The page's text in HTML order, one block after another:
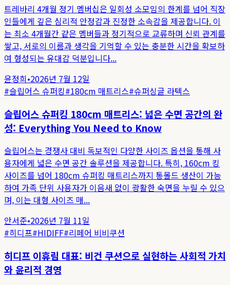
트레바리 4개월 정기 멤버십은 일회성 소모임의 한계를 넘어 직장
인들에게 깊은 심리적 안정감과 진정한 소속감을 제공합니다. 이
는 최소 4개월간 같은 멤버들과 정기적으로 교류하며 신뢰 관계를
쌓고, 서로의 이름과 생각을 기억할 수 있는 충분한 시간을 확보하
여 형성되는 유대감 덕분입니다...
윤정희•2026년 7월 12일
#슬립어스 슈퍼킹#180cm 매트리스#슈퍼싱글 라텍스
슬립어스 슈퍼킹 180cm 매트리스: 넓은 수면 공간의 완
성: Everything You Need to Know
슬립어스는 경쟁사 대비 독보적인 다양한 사이즈 옵션을 통해 사
용자에게 넓은 수면 공간 솔루션을 제공합니다. 특히, 160cm 킹
사이즈를 넘어 180cm 슈퍼킹 매트리스까지 통몰드 생산이 가능
하여 가족 단위 사용자가 이음새 없이 광활한 숙면을 누릴 수 있으
며, 이는 대형 사이즈 매...
안서준•2026년 7월 11일
#히디프#HIDIFF#리페어 비비쿠션
히디프 이휴림 대표: 비건 쿠션으로 실현하는 사회적 가치
와 윤리적 경영